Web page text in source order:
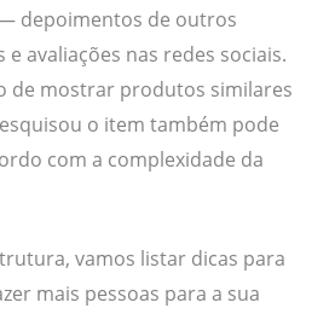
depoimentos de outros
avaliações nas redes sociais.
de mostrar produtos similares
o item também pode
com a complexidade da
vamos listar dicas para
mais pessoas para a sua